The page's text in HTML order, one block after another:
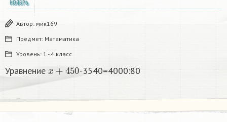
НОЯБРЬ
Автор: мик169
Предмет: Математика
Уровень: 1 - 4 класс
Уравнение 450 -3540=4000:80